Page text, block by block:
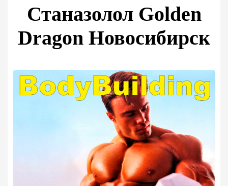
Станазолол Golden
Dragon Новосибирск